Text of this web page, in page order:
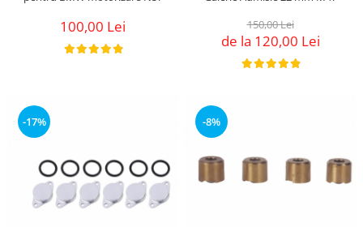
100,00 Lei
150,00 Lei
de la 120,00 Lei
-17% -8%